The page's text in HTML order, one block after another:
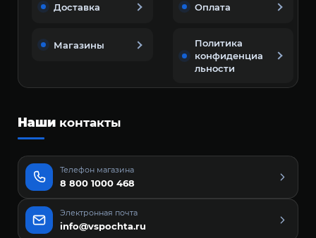
Доставка Оплата
Магазины
Политика
конфиденциа
льности
Наши контакты
Телефон магазина
8 800 1000 468
Электронная почта
info@vspochta.ru